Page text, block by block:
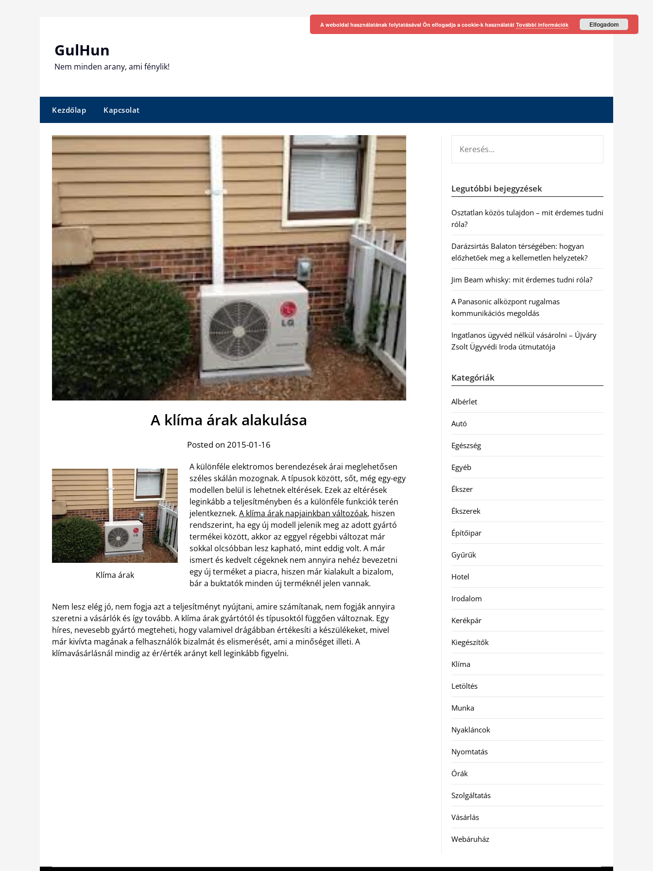
GulHun
Nem minden arany, ami fénylik!
Kezdőlap Kapcsolat
A klíma árak alakulása
Posted on 2015-01-16
Klíma árak
A különféle elektromos berendezések árai meglehetősen
széles skálán mozognak. A típusok között, sőt, még egy-egy
modellen belül is lehetnek eltérések. Ezek az eltérések
leginkább a teljesítményben és a különféle funkciók terén
jelentkeznek. A klíma árak napjainkban változóak, hiszen
rendszerint, ha egy új modell jelenik meg az adott gyártó
termékei között, akkor az eggyel régebbi változat már
sokkal olcsóbban lesz kapható, mint eddig volt. A már
ismert és kedvelt cégeknek nem annyira nehéz bevezetni
egy új terméket a piacra, hiszen már kialakult a bizalom,
bár a buktatók minden új terméknél jelen vannak.
Nem lesz elég jó, nem fogja azt a teljesítményt nyújtani, amire számítanak, nem fogják annyira
szeretni a vásárlók és így tovább. A klíma árak gyártótól és típusoktól függően változnak. Egy
híres, nevesebb gyártó megteheti, hogy valamivel drágábban értékesíti a készülékeket, mivel
már kivívta magának a felhasználók bizalmát és elismerését, ami a minőséget illeti. A
klímavásárlásnál mindig az ér/érték arányt kell leginkább figyelni.
Legutóbbi bejegyzések
Osztatlan közös tulajdon – mit érdemes tudni
róla?
Darázsirtás Balaton térségében: hogyan
előzhetőek meg a kellemetlen helyzetek?
Jim Beam whisky: mit érdemes tudni róla?
A Panasonic alközpont rugalmas
kommunikációs megoldás
Ingatlanos ügyvéd nélkül vásárolni – Újváry
Zsolt Ügyvédi Iroda útmutatója
Kategóriák
Albérlet
Autó
Egészség
Egyéb
Ékszer
Ékszerek
Építőipar
Gyűrűk
Hotel
Irodalom
Kerékpár
Kiegészítők
Klíma
Letöltés
Munka
Nyakláncok
Nyomtatás
Órák
Szolgáltatás
Vásárlás
Webáruház
A weboldal használatának folytatásával Ön elfogadja a cookie-k használatát További információk Elfogadom